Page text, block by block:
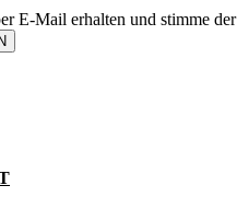
E-Mail erhalten und stimme der